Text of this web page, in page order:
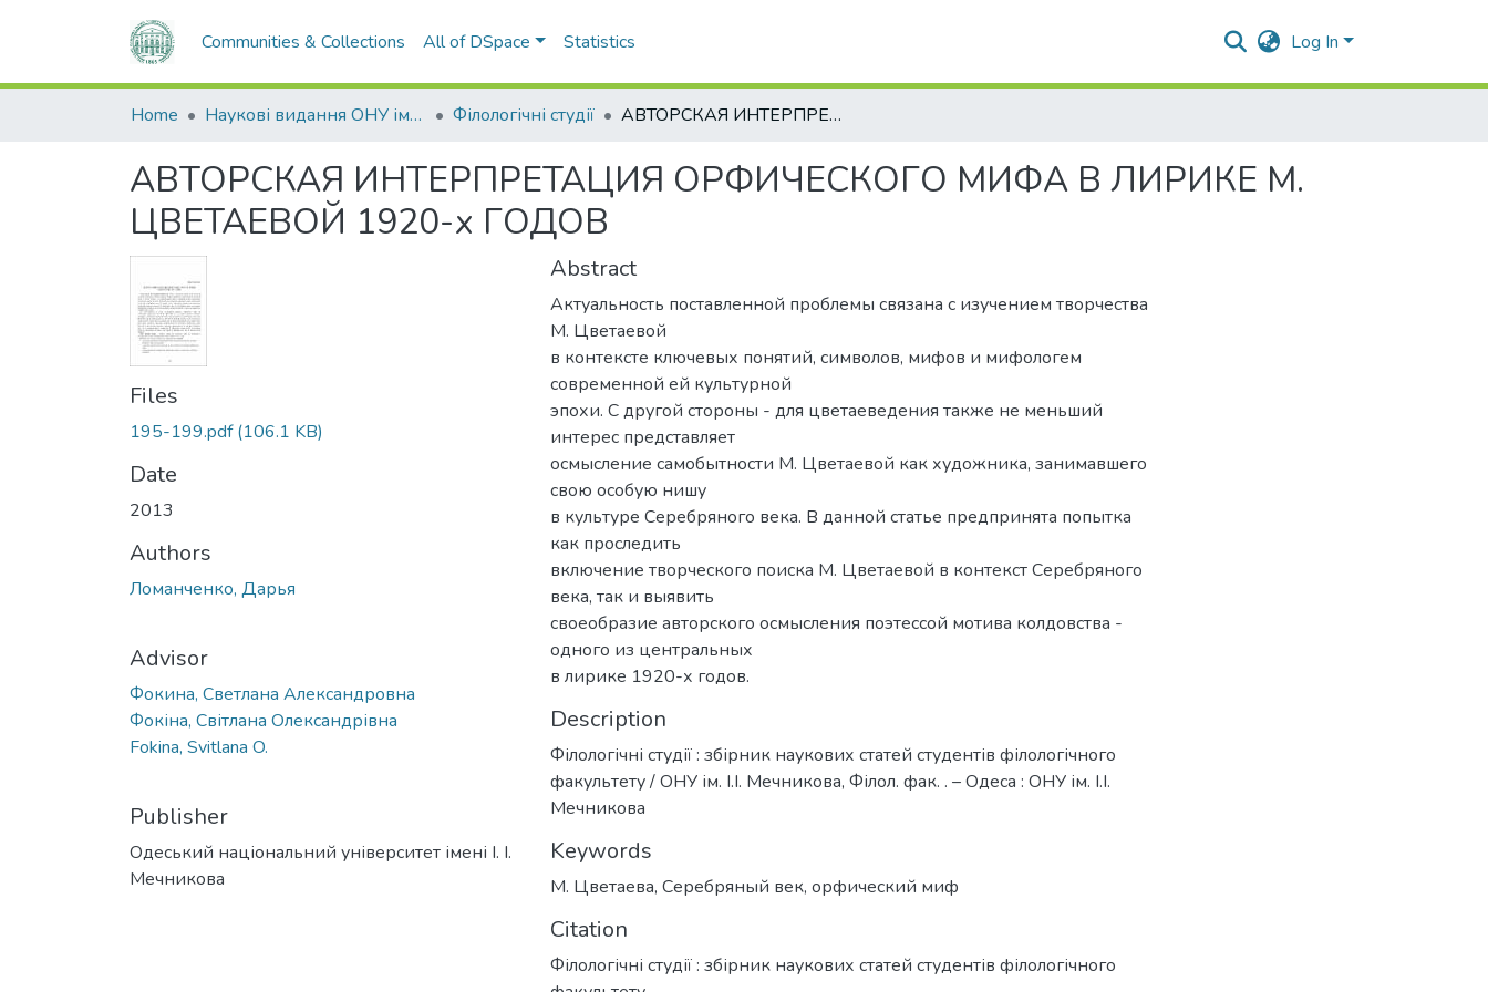
Communities & Collections All of DSpace Statistics Log In
Home Наукові видання ОНУ імені І. І. Мечникова Філологічні студії АВТОРСКАЯ ИНТЕРПРЕТАЦИЯ ОРФИЧЕСКОГО МИФА В ЛИРИКЕ М. ЦВЕТАЕВОЙ 1920-х ГОДОВ
АВТОРСКАЯ ИНТЕРПРЕТАЦИЯ ОРФИЧЕСКОГО МИФА В ЛИРИКЕ М.
ЦВЕТАЕВОЙ 1920-х ГОДОВ
Files
195-199.pdf(106.1 KB)
Date
2013
Authors
Ломанченко, Дарья
Advisor
Фокина, Светлана Александровна
Фокіна, Світлана Олександрівна
Fokina, Svitlana O.
Publisher
Одеський національний університет імені І. І.
Мечникова
Abstract
Актуальность поставленной проблемы связана с изучением творчества
М. Цветаевой
в контексте ключевых понятий, символов, мифов и мифологем
современной ей культурной
эпохи. С другой стороны - для цветаеведения также не меньший
интерес представляет
осмысление самобытности М. Цветаевой как художника, занимавшего
свою особую нишу
в культуре Серебряного века. В данной статье предпринята попытка
как проследить
включение творческого поиска М. Цветаевой в контекст Серебряного
века, так и выявить
своеобразие авторского осмысления поэтессой мотива колдовства -
одного из центральных
в лирике 1920-х годов.
Description
Філологічні студії : збірник наукових статей студентів філологічного
факультету / ОНУ ім. І.І. Мечникова, Філол. фак. . – Одеса : ОНУ ім. І.І.
Мечникова
Keywords
М. Цветаева, Серебряный век, орфический миф
Citation
Філологічні студії : збірник наукових статей студентів філологічного